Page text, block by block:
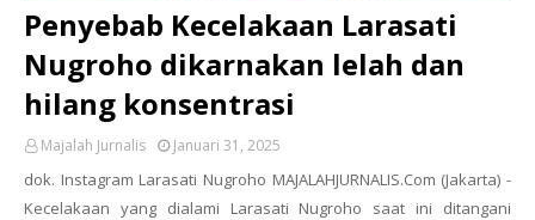
Penyebab Kecelakaan Larasati
Nugroho dikarnakan lelah dan
hilang konsentrasi
Majalah Jurnalis Januari 31, 2025
dok. Instagram Larasati Nugroho MAJALAHJURNALIS.Com (Jakarta) -
Kecelakaan yang dialami Larasati Nugroho saat ini ditangani